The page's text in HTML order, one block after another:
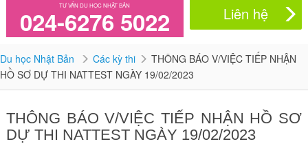
TƯ VẤN DU HỌC NHẬT BẢN
024-6276 5022 Liên hệ
Du học Nhật Bản Các kỳ thi
THÔNG BÁO V/VIỆC TIẾP NHẬN
HỒ SƠ DỰ THI NATTEST NGÀY 19/02/2023
THÔNG BÁO V/VIỆC TIẾP NHẬN HỒ SƠ
DỰ THI NATTEST NGÀY 19/02/2023